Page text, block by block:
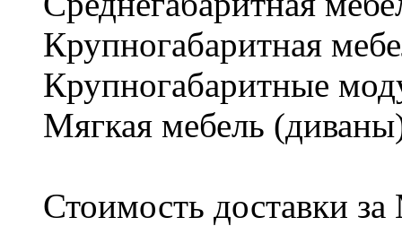
Крупногабаритная
Крупногабаритные
Мягкая мебель
Стоимость доставки